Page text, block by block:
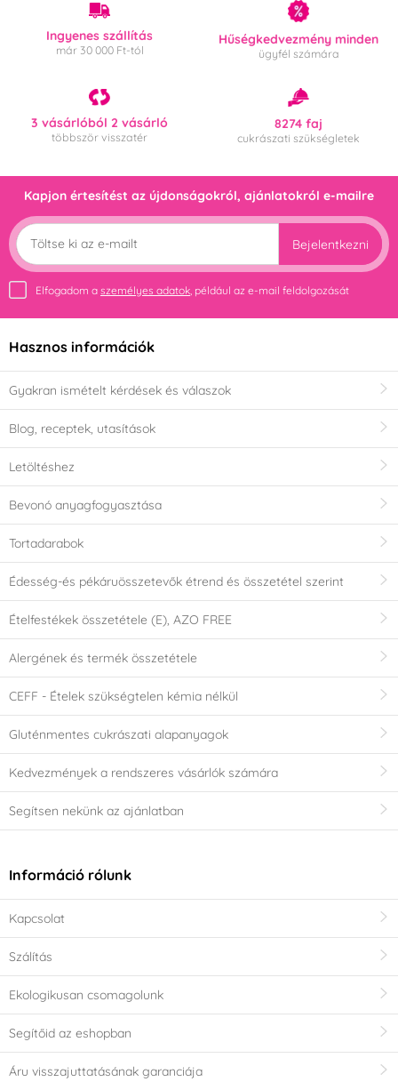
Ingyenes szállítás
már 30 000 Ft-tól
Hűségkedvezmény minden
ügyfél számára
3 vásárlóból 2 vásárló
többször visszatér
8274 faj
cukrászati szükségletek
Kapjon értesítést az újdonságokról, ajánlatokról e-mailre
Bejelentkezni
Elfogadom a személyes adatok, például az e-mail feldolgozását
Hasznos információk
Gyakran ismételt kérdések és válaszok
Blog, receptek, utasítások
Letöltéshez
Bevonó anyagfogyasztása
Tortadarabok
Édesség-és pékáruösszetevők étrend és összetétel szerint
Ételfestékek összetétele (E), AZO FREE
Alergének és termék összetétele
CEFF - Ételek szükségtelen kémia nélkül
Gluténmentes cukrászati alapanyagok
Kedvezmények a rendszeres vásárlók számára
Segítsen nekünk az ajánlatban
Információ rólunk
Kapcsolat
Szálítás
Ekologikusan csomagolunk
Segítőid az eshopban
Áru visszajuttatásának garanciája